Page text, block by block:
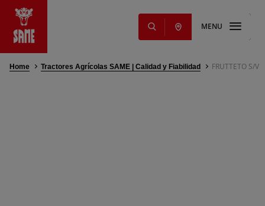
MENU
Home Tractores Agrícolas SAME | Calidad y Fiabilidad FRUTTETO S/V